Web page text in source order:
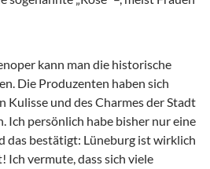
kann man die historische
Die Produzenten haben sich
und des Charmes der Stadt
Ich persönlich habe bisher nur eine
das bestätigt: Lüneburg ist wirklich
Ich vermute, dass sich viele